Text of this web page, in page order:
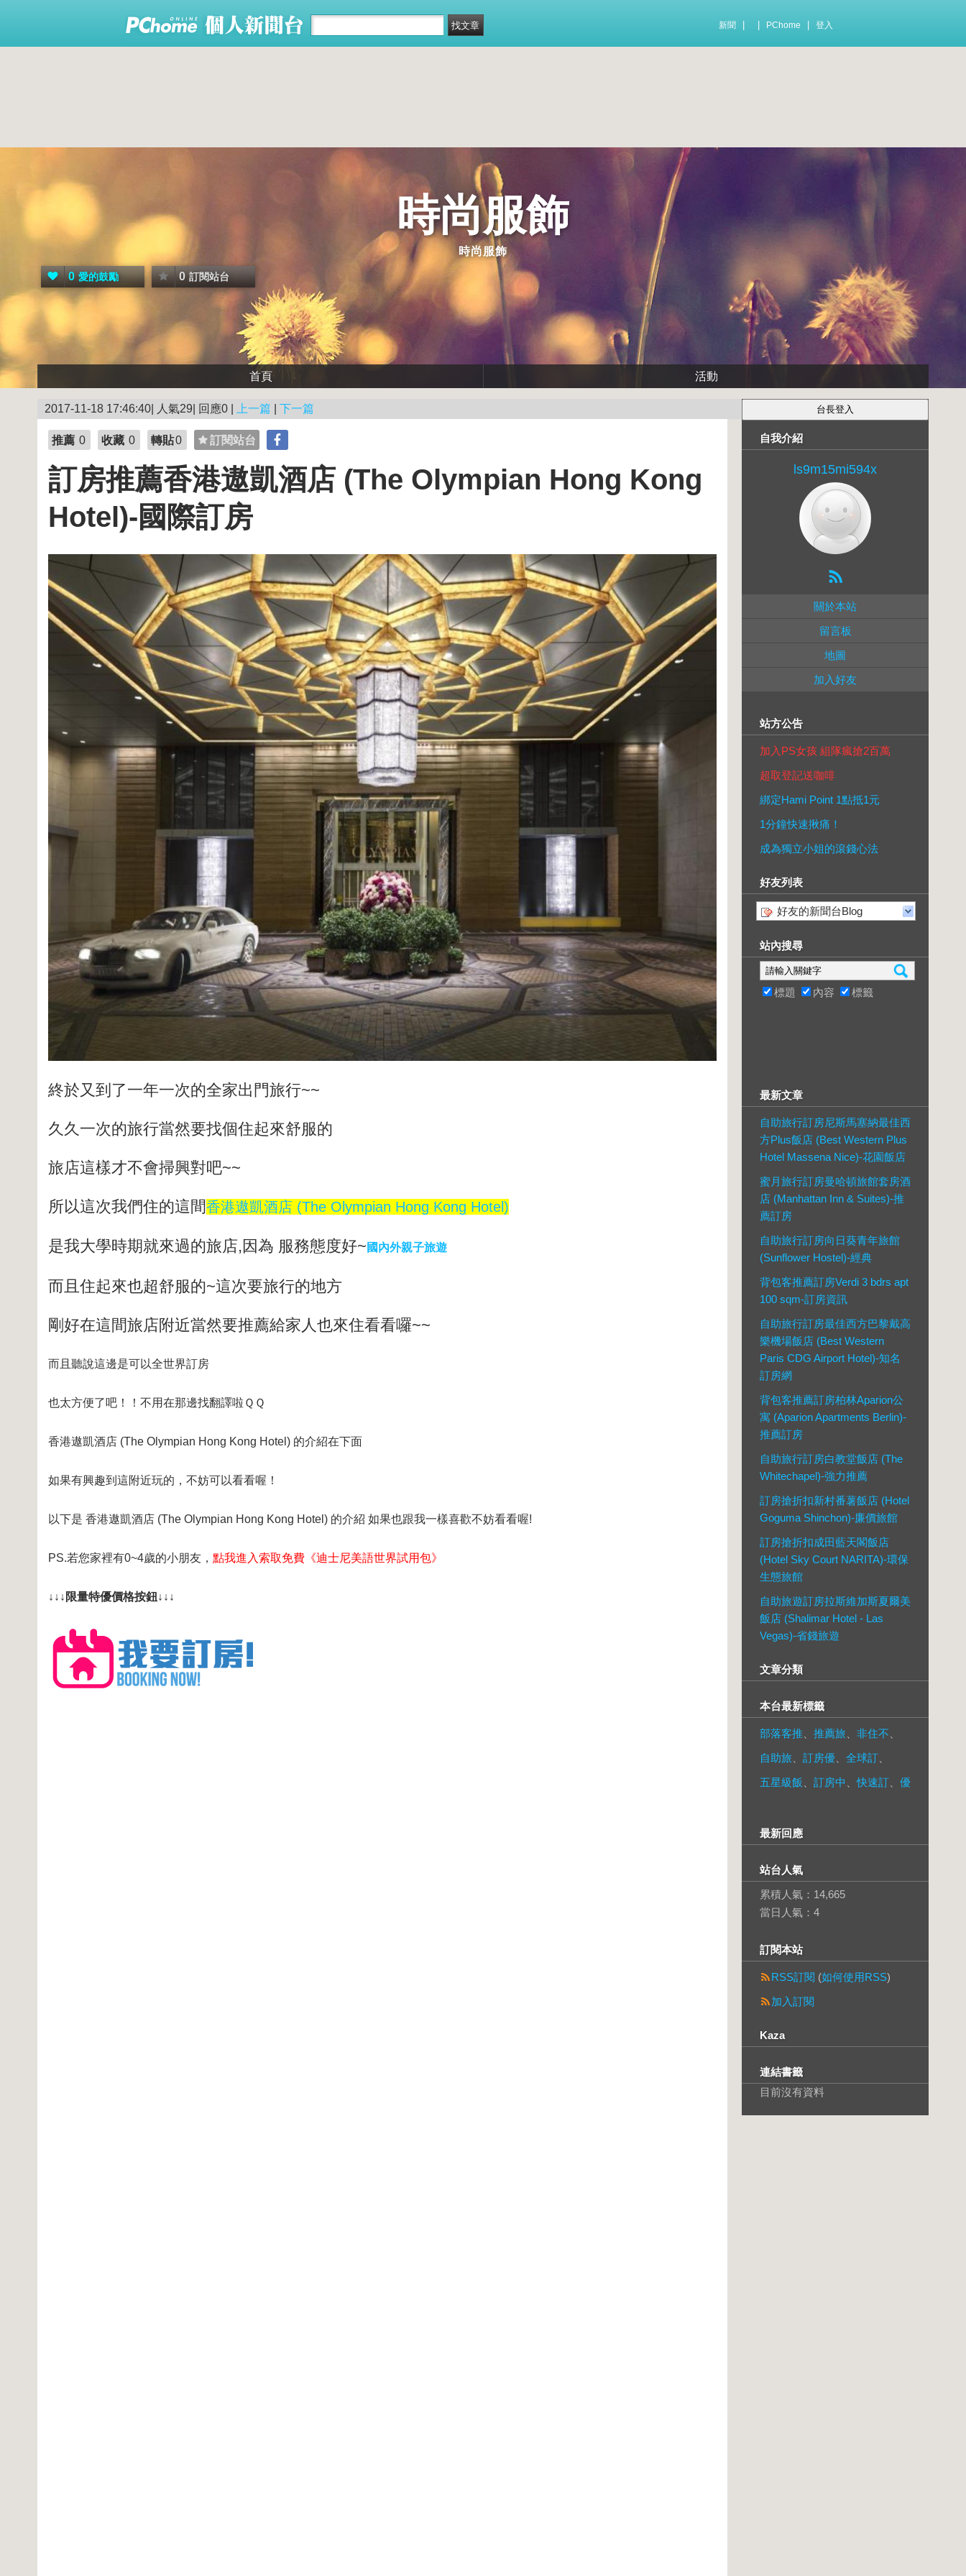
新聞 PChome 登入
時尚服飾
時尚服飾
0 愛的鼓勵 0 訂閱站台
首頁 活動
2017-11-18 17:46:40| 人氣29| 回應0 | 上一篇 下一篇
推薦 0 收藏 0 轉貼0 訂閱站台
訂房推薦香港遨凱酒店 (The Olympian Hong Kong
Hotel)-國際訂房
終於又到了一年一次的全家出門旅行~~
久久一次的旅行當然要找個住起來舒服的
旅店這樣才不會掃興對吧~~
所以這次我們住的這間香港遨凱酒店 (The Olympian Hong Kong Hotel)
是我大學時期就來過的旅店,因為 服務態度好~ 國內外親子旅遊
而且住起來也超舒服的~這次要旅行的地方
剛好在這間旅店附近當然要推薦給家人也來住看看囉~~
而且聽說這邊是可以全世界訂房
也太方便了吧！！不用在那邊找翻譯啦ＱＱ
香港遨凱酒店 (The Olympian Hong Kong Hotel) 的介紹在下面
如果有興趣到這附近玩的，不妨可以看看喔！
以下是 香港遨凱酒店 (The Olympian Hong Kong Hotel) 的介紹 如果也跟我一樣喜歡不妨看看喔!
PS.若您家裡有0~4歲的小朋友， 點我進入索取免費《迪士尼美語世界試用包》
↓↓↓限量特優價格按鈕↓↓↓
自我介紹
ls9m15mi594x
關於本站
留言板
地圖
加入好友
站方公告
加入PS女孩 組隊瘋搶2百萬
超取登記送咖啡
綁定Hami Point 1點抵1元
1分鐘快速揪痛！
成為獨立小姐的滾錢心法
好友列表
好友的新聞台Blog
站內搜尋
標題 內容 標籤
最新文章
自助旅行訂房尼斯馬塞納最佳西
方Plus飯店 (Best Western Plus
Hotel Massena Nice)-花園飯店
蜜月旅行訂房曼哈頓旅館套房酒
店 (Manhattan Inn & Suites)-推
薦訂房
自助旅行訂房向日葵青年旅館
(Sunflower Hostel)-經典
背包客推薦訂房Verdi 3 bdrs apt
100 sqm-訂房資訊
自助旅行訂房最佳西方巴黎戴高
樂機場飯店 (Best Western
Paris CDG Airport Hotel)-知名
訂房網
背包客推薦訂房柏林Aparion公
寓 (Aparion Apartments Berlin)-
推薦訂房
自助旅行訂房白教堂飯店 (The
Whitechapel)-強力推薦
訂房搶折扣新村番薯飯店 (Hotel
Goguma Shinchon)-廉價旅館
訂房搶折扣成田藍天閣飯店
(Hotel Sky Court NARITA)-環保
生態旅館
自助旅遊訂房拉斯維加斯夏爾美
飯店 (Shalimar Hotel - Las
Vegas)-省錢旅遊
文章分類
本台最新標籤
部落客推 推薦旅 非住不
自助旅
訂房優 全球訂
五星級飯
訂房中 、快速訂 優
最新回應
站台人氣
累積人氣： 14,665
當日人氣： 4
訂閱本站
RSS訂閱 (如何使用RSS)
加入訂閱
Kaza
連結書籤
目前沒有資料